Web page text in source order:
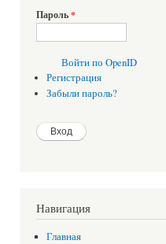
Пароль*
Войти по OpenID
Регистрация
Забыли пароль?
Навигация
Главная